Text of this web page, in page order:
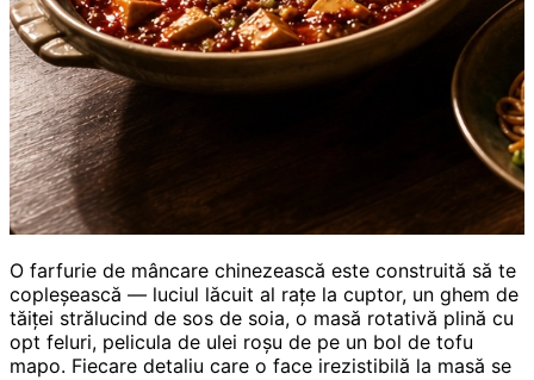
O farfurie de mâncare chinezească este construită să te
copleșească — luciul lăcuit al rațe la cuptor, un ghem de
tăiței strălucind de sos de soia, o masă rotativă plină cu
opt feluri, pelicula de ulei roșu de pe un bol de tofu
mapo. Fiecare detaliu care o face irezistibilă la masă se